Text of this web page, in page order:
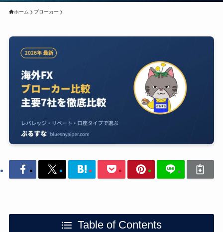
ホーム ブローカー
Table of Contents